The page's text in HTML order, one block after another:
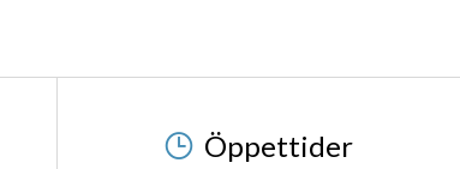
Öppettider